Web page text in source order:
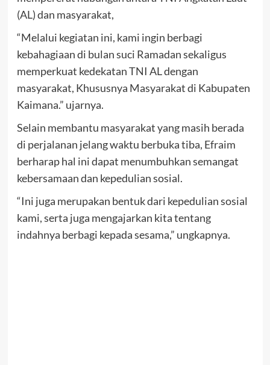
(AL) dan masyarakat,
“Melalui kegiatan ini, kami ingin berbagi
kebahagiaan di bulan suci Ramadan sekaligus
memperkuat kedekatan TNI AL dengan
masyarakat, Khususnya Masyarakat di Kabupaten
Kaimana.” ujarnya.
Selain membantu masyarakat yang masih berada
di perjalanan jelang waktu berbuka tiba, Efraim
berharap hal ini dapat menumbuhkan semangat
kebersamaan dan kepedulian sosial.
“Ini juga merupakan bentuk dari kepedulian sosial
kami, serta juga mengajarkan kita tentang
indahnya berbagi kepada sesama,” ungkapnya.